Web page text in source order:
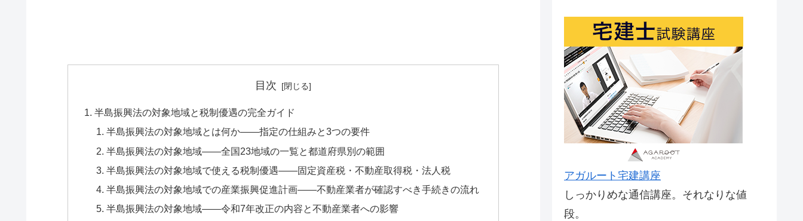
目次
半島振興法の対象地域と税制優遇の完全ガイド
半島振興法の対象地域とは何か——指定の仕組みと3つの要件
半島振興法の対象地域——全国23地域の一覧と都道府県別の範囲
半島振興法の対象地域で使える税制優遇——固定資産税・不動産取得税・法人税
半島振興法の対象地域での産業振興促進計画——不動産業者が確認すべき手続きの流れ
半島振興法の対象地域——令和7年改正の内容と不動産業者への影響
アガルート宅建講座
しっかりめな通信講座。それなりな値
段。